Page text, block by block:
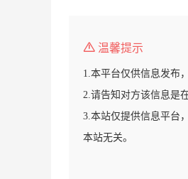
温馨提示
1.本平台仅供信息发布
2.请告知对方该信息是
3.本站仅提供信息平台
本站无关。